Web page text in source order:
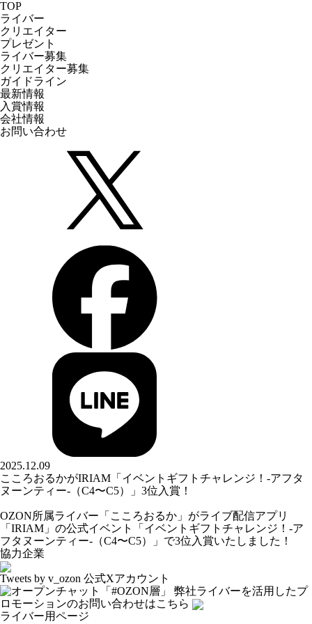
TOP
ライバー
クリエイター
プレゼント
ライバー募集
クリエイター募集
ガイドライン
最新情報
入賞情報
会社情報
お問い合わせ
2025.12.09
こころおるかがIRIAM「イベントギフトチャレンジ！-アフタ
ヌーンティー-（C4〜C5）」3位入賞！
OZON所属ライバー「 こころおるか 」がライブ配信アプリ
「IRIAM」の公式イベント「イベントギフトチャレンジ！-ア
フタヌーンティー-（C4〜C5）」で3位入賞いたしました！
協力企業
Tweets by v_ozon 公式Xアカウント
弊社ライバーを活用したプ
ロモーションのお問い合わせはこちら
ライバー用ページ